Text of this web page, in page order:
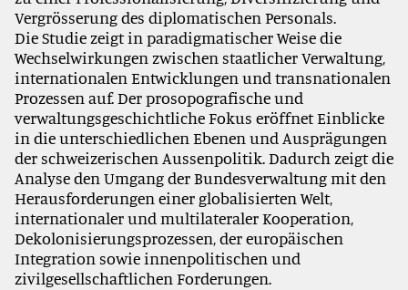
Vergrösserung des diplomatischen Personals.
Die Studie zeigt in paradigmatischer Weise die
Wechselwirkungen zwischen staatlicher Verwaltung,
internationalen Entwicklungen und transnationalen
Prozessen auf. Der prosopografische und
verwaltungsgeschichtliche Fokus eröffnet Einblicke
in die unterschiedlichen Ebenen und Ausprägungen
der schweizerischen Aussenpolitik. Dadurch zeigt die
Analyse den Umgang der Bundesverwaltung mit den
Herausforderungen einer globalisierten Welt,
internationaler und multilateraler Kooperation,
Dekolonisierungsprozessen, der europäischen
Integration sowie innenpolitischen und
zivilgesellschaftlichen Forderungen.